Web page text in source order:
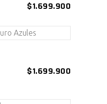
$1.699.900
$1.699.900